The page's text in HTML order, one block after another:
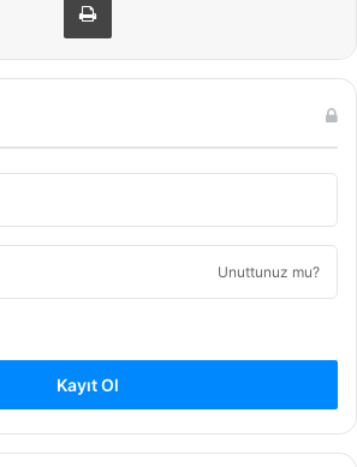
Unuttunuz mu?
Kayıt Ol